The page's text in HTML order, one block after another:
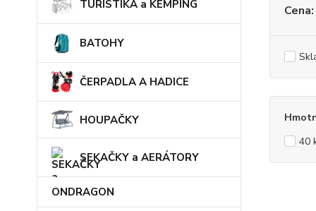
TURISTIKA a KEMPING
BATOHY
ČERPADLA A HADICE
HOUPAČKY
SEKAČKY a AERÁTORY
ONDRAGON
Cena:
40